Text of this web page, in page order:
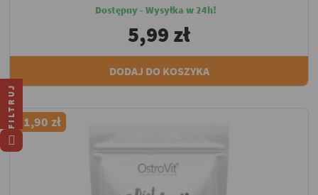
Dostępny - Wysyłka w 24h!
5,99 zł
DODAJ DO KOSZYKA
-1,90 zł
FILTRUJ